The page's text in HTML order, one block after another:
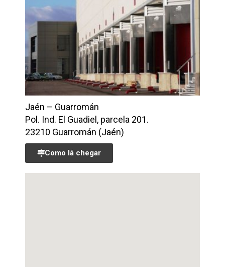
Jaén – Guarromán
Pol. Ind. El Guadiel, parcela 201.
23210 Guarromán (Jaén)
Como lá chegar